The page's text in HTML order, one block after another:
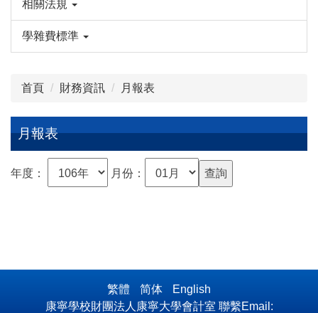
相關法規
學雜費標準
首頁 財務資訊 月報表
月報表
年度： 月份：
繁體 简体
English
康寧學校財團法人康寧大學會計室 聯繫Email: